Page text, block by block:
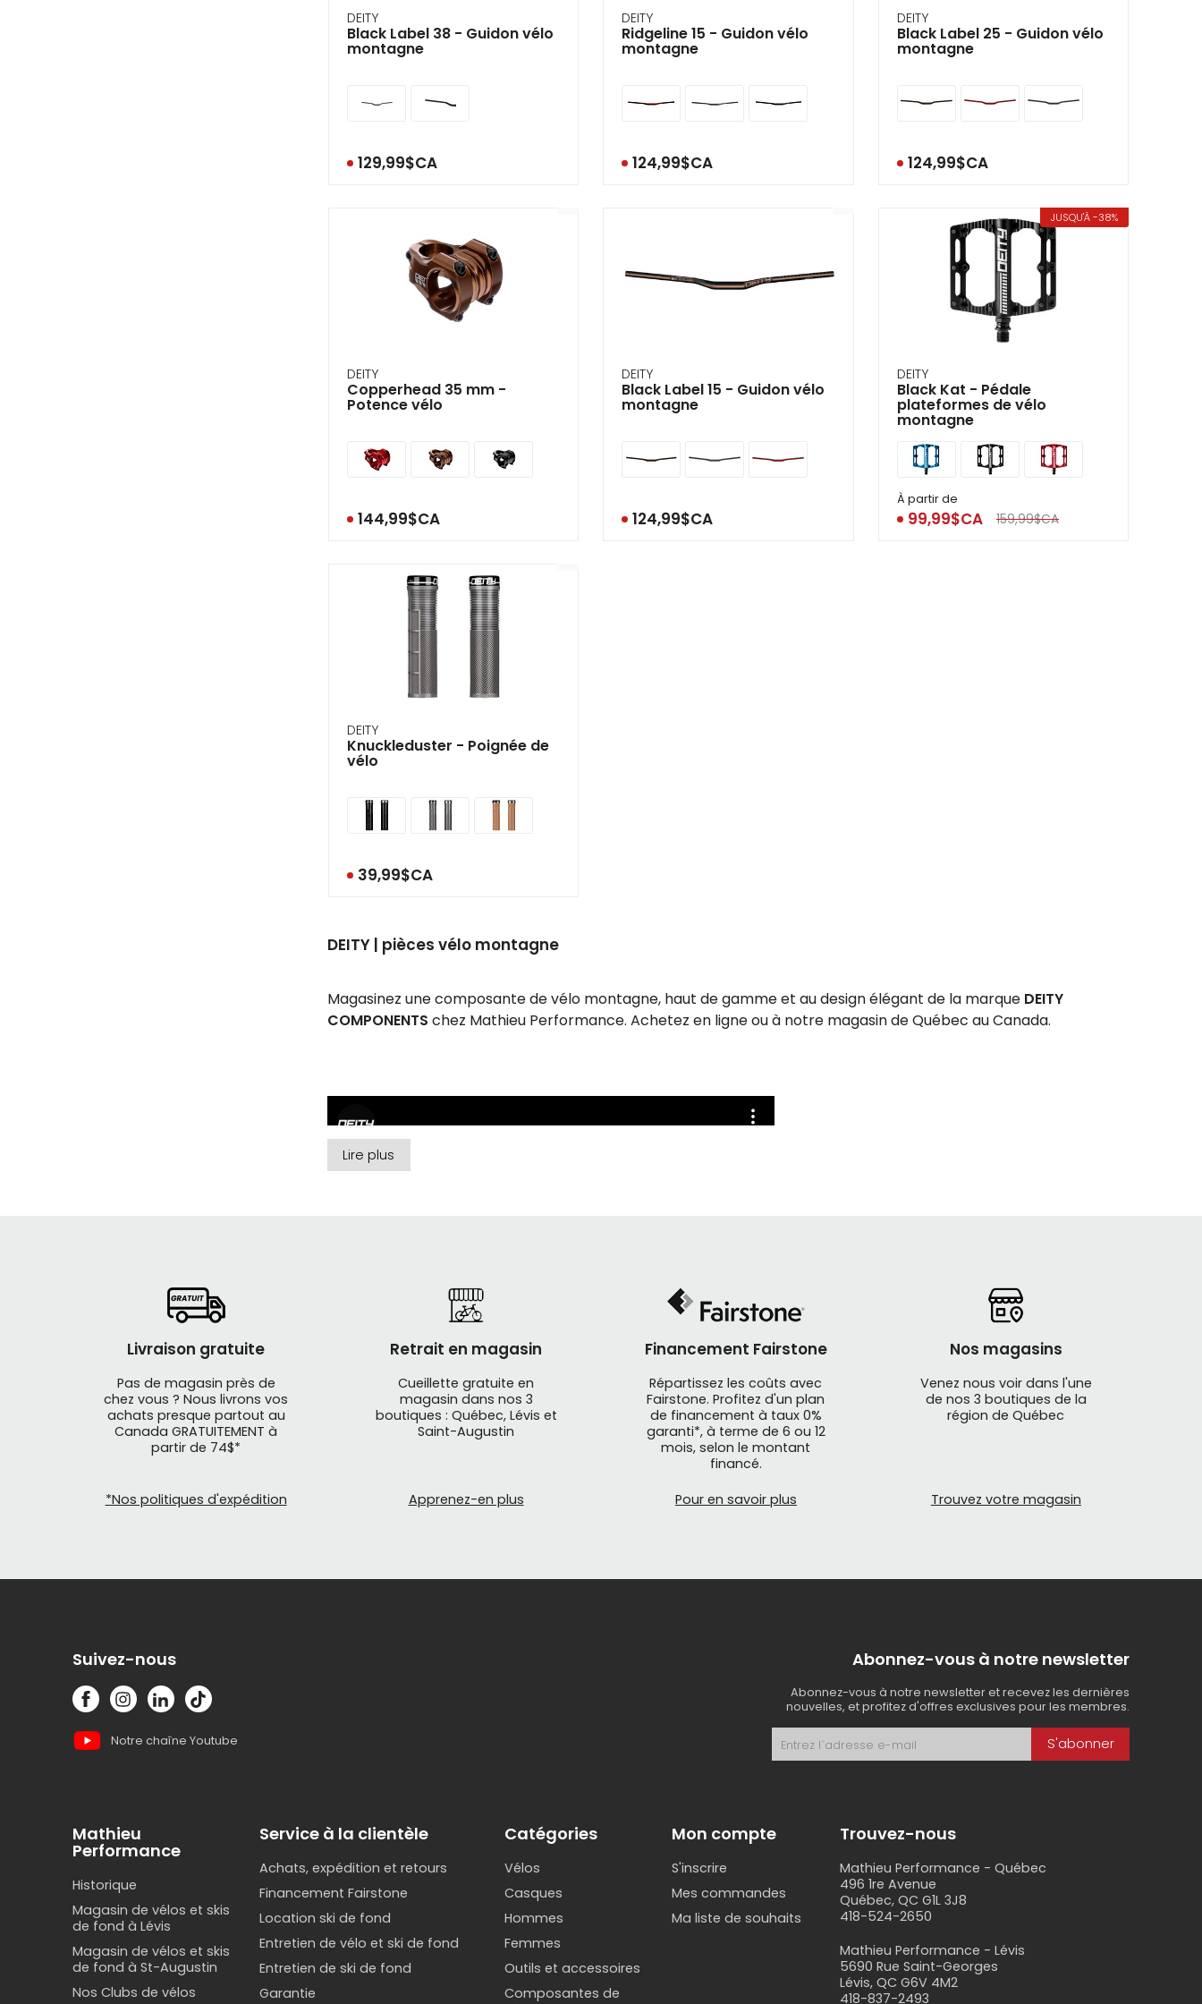
DEITY
Black Label 38 - Guidon vélo
montagne
129,99$CA
DEITY
Ridgeline 15 - Guidon vélo
montagne
124,99$CA
DEITY
Black Label 25 - Guidon vélo
montagne
124,99$CA
DEITY
Copperhead 35 mm -
Potence vélo
144,99$CA
DEITY
Black Label 15 - Guidon vélo
montagne
124,99$CA
JUSQU'À -38%
DEITY
Black Kat - Pédale
plateformes de vélo
montagne
À partir de
99,99$CA 159,99$CA
DEITY
Knuckleduster - Poignée de
vélo
39,99$CA
DEITY | pièces vélo montagne
Magasinez une composante de vélo montagne, haut de gamme et au design élégant de la marque DEITY
COMPONENTS chez Mathieu Performance. Achetez en ligne ou à notre magasin de Québec au Canada.
La marque américaineDEITY COMPONENTS
offre une gamme de pièces détachées de qualité pour le vélo de
montagne: guidon, tige de selle, pédale plateforme, poignées, potence, selle, et bien d'autres conçues pour
trail, vélo de
Mathieu Performance vous propose une gamme depièces de remplacement
pour réparer et mettre plus en
Lire plus
Livraison gratuite
Pas de magasin près de
chez vous ? Nous livrons vos
achats presque partout au
Canada GRATUITEMENT à
partir de 74$*
*Nos politiques d'expédition
Retrait en magasin
Cueillette gratuite en
magasin dans nos 3
boutiques : Québec, Lévis et
Saint-Augustin
Apprenez-en plus
Financement Fairstone
Répartissez les coûts avec
Fairstone. Profitez d'un plan
de financement à taux 0%
garanti*, à terme de 6 ou 12
mois, selon le montant
financé.
Pour en savoir plus
Nos magasins
Venez nous voir dans l'une
de nos 3 boutiques de la
région de Québec
Trouvez votre magasin
Suivez-nous
Notre chaîne Youtube
Abonnez-vous à notre newsletter
Abonnez-vous à notre newsletter et recevez les dernières
nouvelles, et profitez d'offres exclusives pour les membres.
S'abonner
Mathieu
Performance
Historique
Magasin de vélos et skis
de fond à Lévis
Magasin de vélos et skis
de fond à St-Augustin
Nos Clubs de vélos
Service à la clientèle
Achats, expédition et retours
Financement Fairstone
Location ski de fond
Entretien de vélo et ski de fond
Entretien de ski de fond
Garantie
Catégories
Vélos
Casques
Hommes
Femmes
Outils et accessoires
Composantes de
Mon compte
S'inscrire
Mes commandes
Ma liste de souhaits
Trouvez-nous
Mathieu Performance - Québec
496 1re Avenue
Québec, QC G1L 3J8
418-524-2650
Mathieu Performance - Lévis
5690 Rue Saint-Georges
Lévis, QC G6V 4M2
418-837-2493